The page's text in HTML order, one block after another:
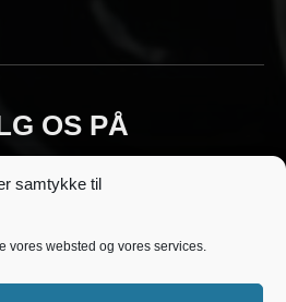
samtykke til
vores websted og vores services.
OS PÅ